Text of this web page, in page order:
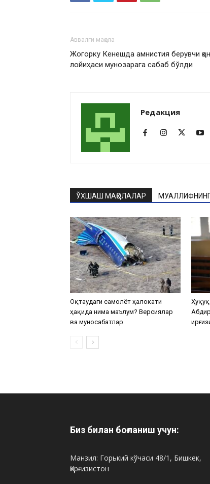
Аввалги мақола
Жогорку Кенешда амнистия берувчи
лойиҳаси мунозарага сабаб бўлди
Редакция
ЎХШАШ МАҚОЛАЛАР
Оқтаудаги самолёт ҳалокати
ҳақида нима маълум? Версиялар
ва муносабатлар
Биз билан боғланиш учун:
Манзил: Горький кўчаси 48/1, Бишкек,
Қирғизистон